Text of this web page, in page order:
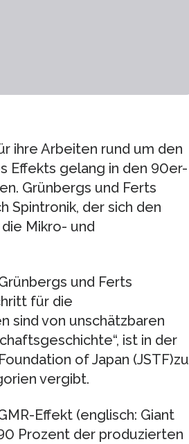
ihre Arbeiten rund um den
Effekts gelang in den 90er-
Grünbergs und Ferts
Spintronik, der sich den
Mikro- und
und Ferts
für die
sind von unschätzbaren
ist in der
of Japan (JSTF)zu
vergibt.
Effekt (englisch: Giant
Prozent der produzierten